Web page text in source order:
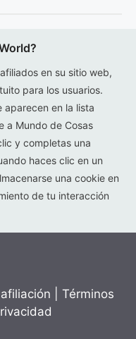
en su sitio web,
para los usuarios.
aparecen en la lista
a Mundo de Cosas
y completas una
haces clic en un
una cookie en
de tu interacción
Términos